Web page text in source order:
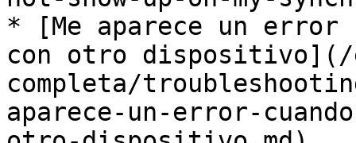
* [Me aparece un
con otro dispositivo](/
completa/
aparece-un-error-